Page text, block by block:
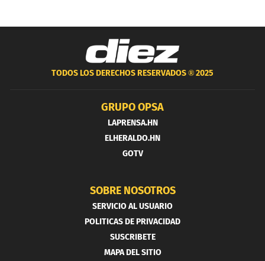
TODOS LOS DERECHOS RESERVADOS ®2025
GRUPO OPSA
LAPRENSA.HN
ELHERALDO.HN
GOTV
SOBRE NOSOTROS
SERVICIO AL USUARIO
POLITICAS DE PRIVACIDAD
SUSCRIBETE
MAPA DEL SITIO